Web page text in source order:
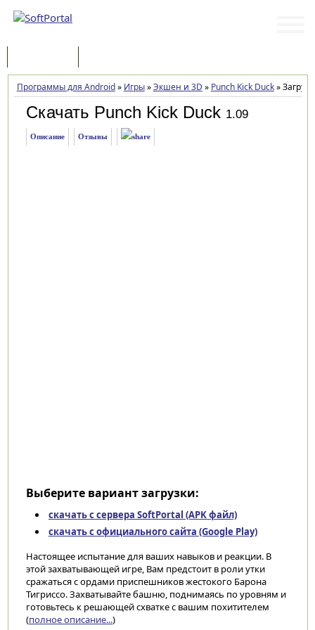
Программы для Android» Игры»Экшен и 3D » Punch Kick Duck»
Скачать Punch Kick Duck 1.09
Описание Отзывы
Выберите вариант загрузки:
скачать с сервера SoftPortal (APK файл)
скачать с официального сайта (Google Play)
Настоящее испытание для ваших навыков и реакции. В
этой захватывающей игре, Вам предстоит в роли утки
сражаться с ордами приспешников жестокого Барона
Тигриссо. Захватывайте башню, поднимаясь по уровням и
готовьтесь к решающей схватке с вашим похитителем
(полное описание...)